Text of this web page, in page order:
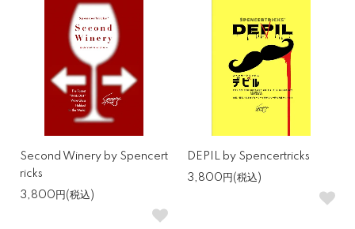
Second Winery by Spencert
ricks
3,800円(税込)
DEPIL by Spencertricks
3,800円(税込)